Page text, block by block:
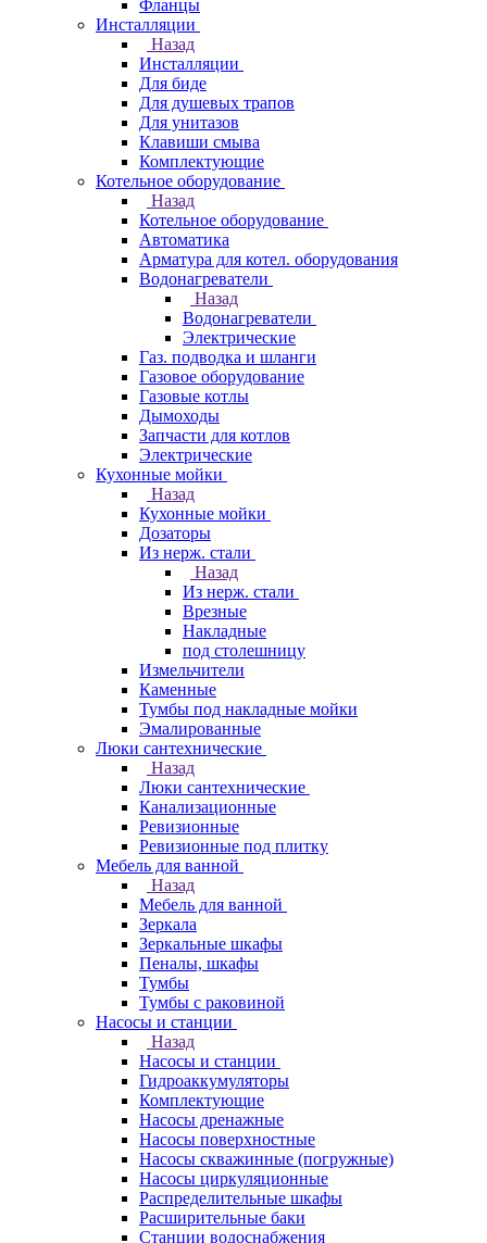
Фланцы
Инсталляции
Назад
Инсталляции
Для биде
Для душевых трапов
Для унитазов
Клавиши смыва
Комплектующие
Котельное оборудование
Назад
Котельное оборудование
Автоматика
Арматура для котел. оборудования
Водонагреватели
Назад
Водонагреватели
Электрические
Газ. подводка и шланги
Газовое оборудование
Газовые котлы
Дымоходы
Запчасти для котлов
Электрические
Кухонные мойки
Назад
Кухонные мойки
Дозаторы
Из нерж. стали
Назад
Из нерж. стали
Врезные
Накладные
под столешницу
Измельчители
Каменные
Тумбы под накладные мойки
Эмалированные
Люки сантехнические
Назад
Люки сантехнические
Канализационные
Ревизионные
Ревизионные под плитку
Мебель для ванной
Назад
Мебель для ванной
Зеркала
Зеркальные шкафы
Пеналы, шкафы
Тумбы
Тумбы с раковиной
Насосы и станции
Назад
Насосы и станции
Гидроаккумуляторы
Комплектующие
Насосы дренажные
Насосы поверхностные
Насосы скважинные (погружные)
Насосы циркуляционные
Распределительные шкафы
Расширительные баки
Станции водоснабжения